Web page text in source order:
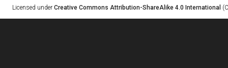
Licensed under Creative Commons Attribution-ShareAlike 4.0 International